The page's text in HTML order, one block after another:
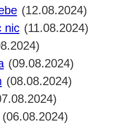
(12.08.2024)
nic (11.08.2024)
(09.08.2024)
(08.08.2024)
(06.08.2024)